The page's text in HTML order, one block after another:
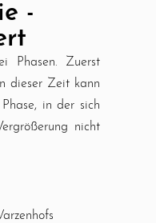
-
Phasen. Zuerst
dieser Zeit kann
in der sich
nicht